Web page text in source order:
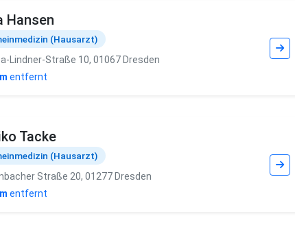
Hansen
(Hausarzt)
Lindner-Straße 10, 01067 Dresden
entfernt
Tacke
(Hausarzt)
Straße 20, 01277 Dresden
entfernt